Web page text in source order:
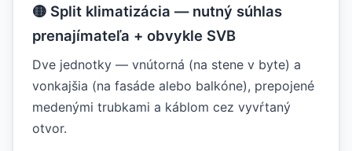
🟡 Split klimatizácia — nutný súhlas
prenajímateľa + obvykle SVB
Dve jednotky — vnútorná (na stene v byte) a
vonkajšia (na fasáde alebo balkóne), prepojené
medenými trubkami a káblom cez vyvŕtaný
otvor.